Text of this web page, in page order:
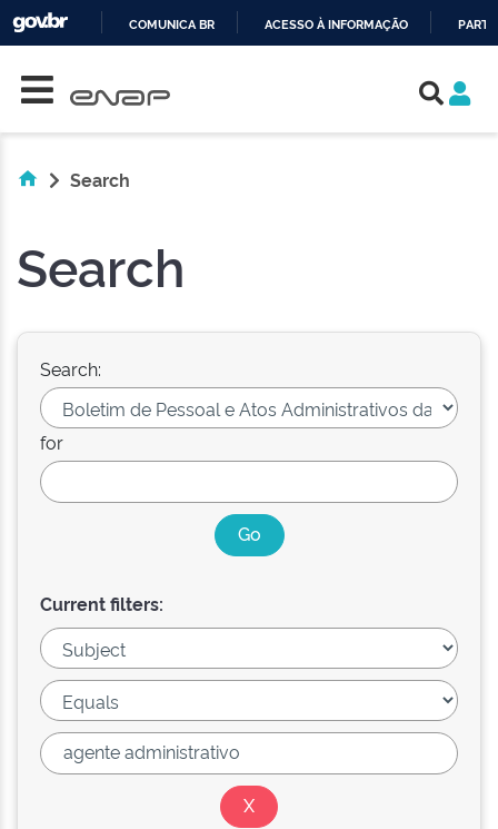
COMUNICA BR ACESSO À INFORMAÇÃO
Search
Search
Search:
for
Current filters: